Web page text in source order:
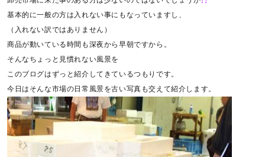
基本的に一般の方は入れない事にもなっていますし、
（入れない訳ではありません）
商品が動いている時間も深夜から早朝ですから。
そんなちょっと見慣れない風景を
このブログはずっと紹介してきているつもりです。
今日はそんな市場の日常風景を古い写真も交えて紹介します。